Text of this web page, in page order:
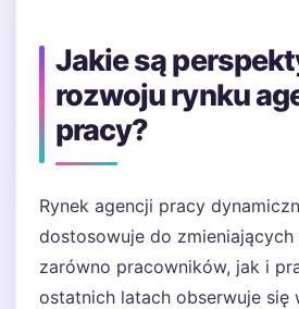
Jakie są
rozwoju rynku
pracy?
Rynek agencji pracy
dostosowuje do
zarówno pracowników, jak i
ostatnich latach obserwuje się